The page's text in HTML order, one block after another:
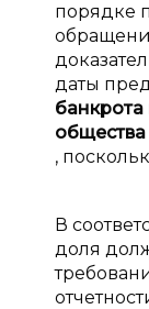
порядке
даты
банкрота
общества
,
В
доля